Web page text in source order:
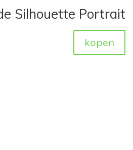
Silhouette Portrait
kopen